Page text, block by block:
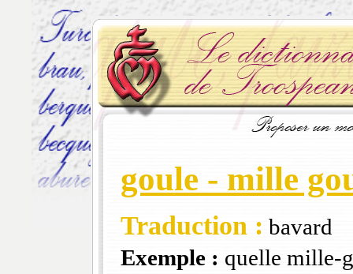
goule - mille
Traduction : bavard
Exemple : quelle mille-